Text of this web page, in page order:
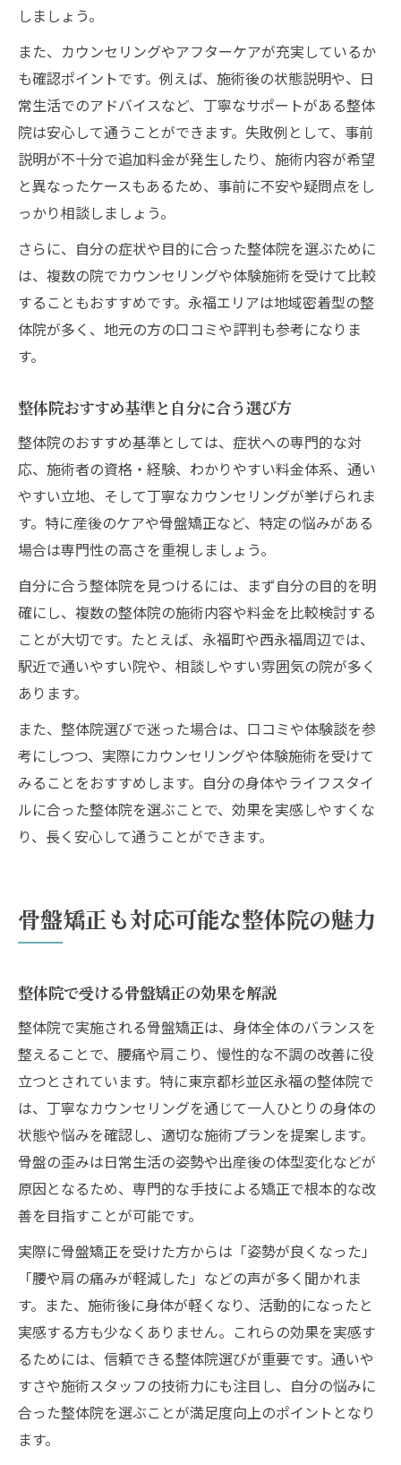
しましょう。
また、カウンセリングやアフターケアが充実しているか
も確認ポイントです。例えば、施術後の状態説明や、日
常生活でのアドバイスなど、丁寧なサポートがある整体
院は安心して通うことができます。失敗例として、事前
説明が不十分で追加料金が発生したり、施術内容が希望
と異なったケースもあるため、事前に不安や疑問点をし
っかり相談しましょう。
さらに、自分の症状や目的に合った整体院を選ぶために
は、複数の院でカウンセリングや体験施術を受けて比較
することもおすすめです。永福エリアは地域密着型の整
体院が多く、地元の方の口コミや評判も参考になりま
す。
整体院おすすめ基準と自分に合う選び方
整体院のおすすめ基準としては、症状への専門的な対
応、施術者の資格・経験、わかりやすい料金体系、通い
やすい立地、そして丁寧なカウンセリングが挙げられま
す。特に産後のケアや骨盤矯正など、特定の悩みがある
場合は専門性の高さを重視しましょう。
自分に合う整体院を見つけるには、まず自分の目的を明
確にし、複数の整体院の施術内容や料金を比較検討する
ことが大切です。たとえば、永福町や西永福周辺では、
駅近で通いやすい院や、相談しやすい雰囲気の院が多く
あります。
また、整体院選びで迷った場合は、口コミや体験談を参
考にしつつ、実際にカウンセリングや体験施術を受けて
みることをおすすめします。自分の身体やライフスタイ
ルに合った整体院を選ぶことで、効果を実感しやすくな
り、長く安心して通うことができます。
骨盤矯正も対応可能な整体院の魅力
整体院で受ける骨盤矯正の効果を解説
整体院で実施される骨盤矯正は、身体全体のバランスを
整えることで、腰痛や肩こり、慢性的な不調の改善に役
立つとされています。特に東京都杉並区永福の整体院で
は、丁寧なカウンセリングを通じて一人ひとりの身体の
状態や悩みを確認し、適切な施術プランを提案します。
骨盤の歪みは日常生活の姿勢や出産後の体型変化などが
原因となるため、専門的な手技による矯正で根本的な改
善を目指すことが可能です。
実際に骨盤矯正を受けた方からは「姿勢が良くなった」
「腰や肩の痛みが軽減した」などの声が多く聞かれま
す。また、施術後に身体が軽くなり、活動的になったと
実感する方も少なくありません。これらの効果を実感す
るためには、信頼できる整体院選びが重要です。通いや
すさや施術スタッフの技術力にも注目し、自分の悩みに
合った整体院を選ぶことが満足度向上のポイントとなり
ます。